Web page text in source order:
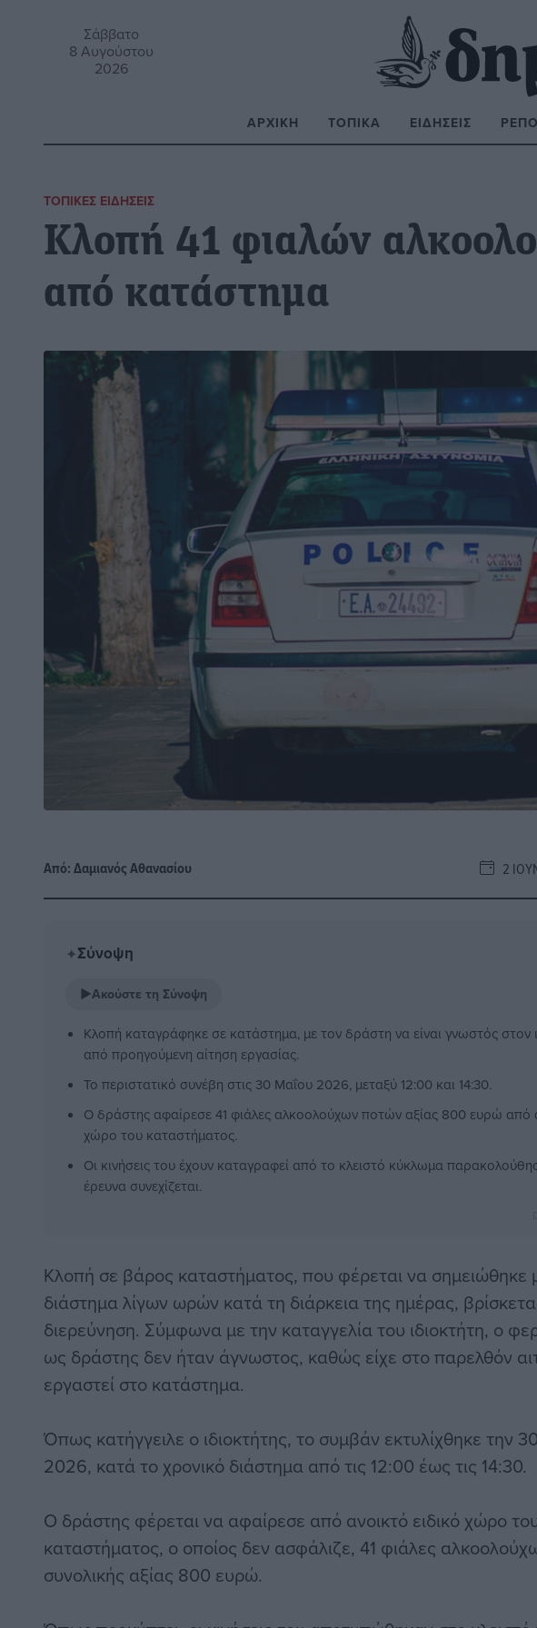
Σάββατο
8 Αυγούστου
2026
ΑΡΧΙΚΉ ΤΟΠΙΚΆ ΕΙΔΉΣΕΙΣ
ΤΟΠΙΚΈΣ ΕΙΔΉΣΕΙΣ
Κλοπή 41 φιαλών
από κατάστημα
Από:Δαμιανός Αθανασίου 2
✦Σύνοψη
▶Ακούστε τη Σύνοψη
Κλοπή καταγράφηκε σε κατάστημα, με τον δράστη να είναι γνωστός στον
από προηγούμενη αίτηση εργασίας.
Το περιστατικό συνέβη στις 30 Μαΐου 2026, μεταξύ 12:00 και 14:30.
Ο δράστης αφαίρεσε 41 φιάλες αλκοολούχων ποτών αξίας 800 ευρώ από
χώρο του καταστήματος.
Οι κινήσεις του έχουν καταγραφεί από το κλειστό κύκλωμα
έρευνα συνεχίζεται.
Κλοπή σε βάρος καταστήματος, που φέρεται να σημειώθηκε
διάστημα λίγων ωρών κατά τη διάρκεια της ημέρας,
διερεύνηση. Σύμφωνα με την καταγγελία του ιδιοκτήτη, ο
ως δράστης δεν ήταν άγνωστος, καθώς είχε στο παρελθόν
εργαστεί στο κατάστημα.
Όπως κατήγγειλε ο ιδιοκτήτης, το συμβάν εκτυλίχθηκε την
2026, κατά το χρονικό διάστημα από τις 12:00 έως τις 14:30.
Ο δράστης φέρεται να αφαίρεσε από ανοικτό ειδικό χώρο
καταστήματος, ο οποίος δεν ασφάλιζε, 41 φιάλες
συνολικής αξίας 800 ευρώ.